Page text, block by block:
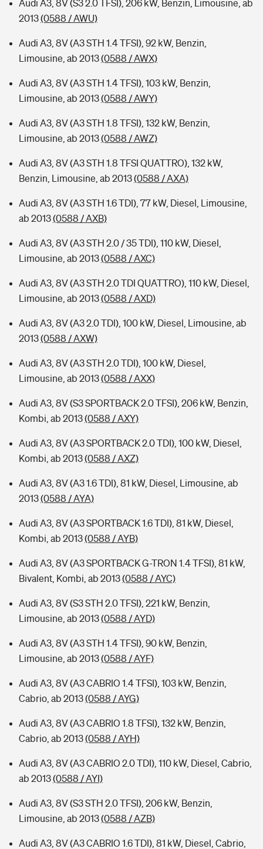
Audi A3, 8V (S3 2.0 TFSI), 206 kW, Benzin, Limousine, ab
2013(0588 / AWU)
Audi A3, 8V (A3 STH 1.4 TFSI), 92 kW, Benzin,
Limousine, ab 2013(0588 / AWX)
Audi A3, 8V (A3 STH 1.4 TFSI), 103 kW, Benzin,
Limousine, ab 2013(0588 / AWY)
Audi A3, 8V (A3 STH 1.8 TFSI), 132 kW, Benzin,
Limousine, ab 2013(0588 / AWZ)
Audi A3, 8V (A3 STH 1.8 TFSI QUATTRO), 132 kW,
Benzin, Limousine, ab 2013(0588 / AXA)
Audi A3, 8V (A3 STH 1.6 TDI), 77 kW, Diesel, Limousine,
ab 2013(0588 / AXB)
Audi A3, 8V (A3 STH 2.0 / 35 TDI), 110 kW, Diesel,
Limousine, ab 2013(0588 / AXC)
Audi A3, 8V (A3 STH 2.0 TDI QUATTRO), 110 kW, Diesel,
Limousine, ab 2013(0588 / AXD)
Audi A3, 8V (A3 2.0 TDI), 100 kW, Diesel, Limousine, ab
2013(0588 / AXW)
Audi A3, 8V (A3 STH 2.0 TDI), 100 kW, Diesel,
Limousine, ab 2013(0588 / AXX)
Audi A3, 8V (S3 SPORTBACK 2.0 TFSI), 206 kW, Benzin,
Kombi, ab 2013(0588 / AXY)
Audi A3, 8V (A3 SPORTBACK 2.0 TDI), 100 kW, Diesel,
Kombi, ab 2013(0588 / AXZ)
Audi A3, 8V (A3 1.6 TDI), 81 kW, Diesel, Limousine, ab
2013(0588 / AYA)
Audi A3, 8V (A3 SPORTBACK 1.6 TDI), 81 kW, Diesel,
Kombi, ab 2013(0588 / AYB)
Audi A3, 8V (A3 SPORTBACK G-TRON 1.4 TFSI), 81 kW,
Bivalent, Kombi, ab 2013(0588 / AYC)
Audi A3, 8V (S3 STH 2.0 TFSI), 221 kW, Benzin,
Limousine, ab 2013(0588 / AYD)
Audi A3, 8V (A3 STH 1.4 TFSI), 90 kW, Benzin,
Limousine, ab 2013(0588 / AYF)
Audi A3, 8V (A3 CABRIO 1.4 TFSI), 103 kW, Benzin,
Cabrio, ab 2013(0588 / AYG)
Audi A3, 8V (A3 CABRIO 1.8 TFSI), 132 kW, Benzin,
Cabrio, ab 2013(0588 / AYH)
Audi A3, 8V (A3 CABRIO 2.0 TDI), 110 kW, Diesel, Cabrio,
ab 2013(0588 / AYI)
Audi A3, 8V (S3 STH 2.0 TFSI), 206 kW, Benzin,
Limousine, ab 2013(0588 / AZB)
Audi A3, 8V (A3 CABRIO 1.6 TDI), 81 kW, Diesel, Cabrio,